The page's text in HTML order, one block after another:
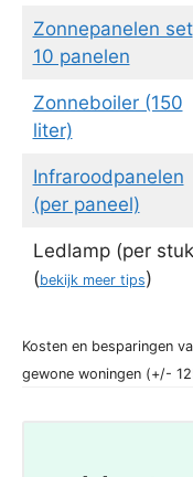
Zonnepanelen set
10 panelen
Zonneboiler (150
liter)
Infraroodpanelen
(per paneel)
Ledlamp (per
(bekijk meer tips)
Kosten en besparingen
gewone woningen (+/-